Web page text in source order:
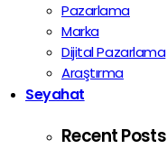
Pazarlama
Marka
Dijital Pazarlama
Araştırma
Seyahat
Recent Posts